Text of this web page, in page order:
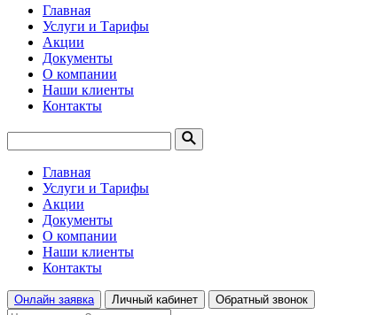
Главная
Услуги и Тарифы
Акции
Документы
О компании
Наши клиенты
Контакты
Главная
Услуги и Тарифы
Акции
Документы
О компании
Наши клиенты
Контакты
Онлайн заявка Личный кабинет Обратный звонок